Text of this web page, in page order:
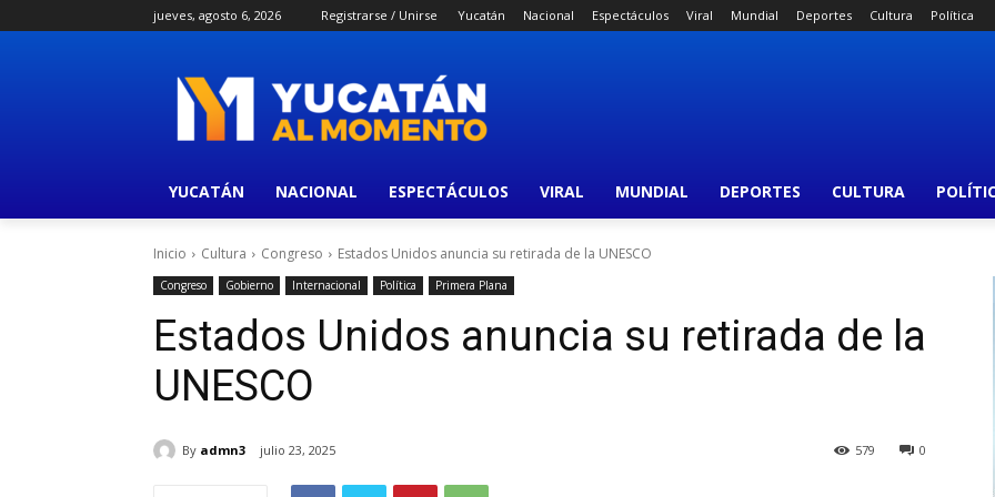
jueves, agosto 6, 2026 Registrarse / Unirse Yucatán Nacional Espectáculos Viral Mundial Deportes Cultura Política
YUCATÁN NACIONAL ESPECTÁCULOS VIRAL MUNDIAL DEPORTES CULTURA
Inicio Cultura Congreso Estados Unidos anuncia su retirada de la UNESCO
Congreso Gobierno Internacional Política Primera Plana
Estados Unidos anuncia su retirada de la
UNESCO
By admn3 julio 23, 2025 0
579